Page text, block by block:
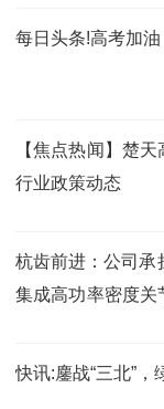
每日头条!高考加油
【焦点热闻】楚
行业政策动态
杭齿前进：公司承
集成高功率密度关
快讯:鏖战“三北”，